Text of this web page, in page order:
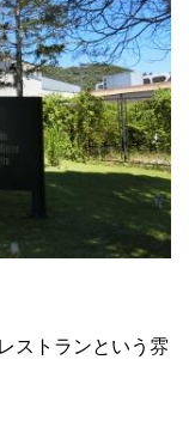
ストランという雰